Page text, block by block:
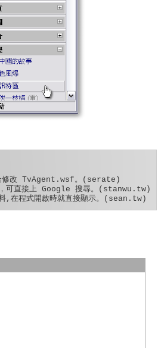
修改 TvAgent.wsf。(serate)
可直接上 Google 搜尋。(stanwu.tw)
,在程式開啟時就直接顯示。(sean.tw)